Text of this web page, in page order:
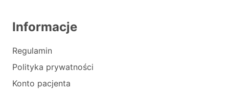
Informacje
Regulamin
Polityka prywatności
Konto pacjenta